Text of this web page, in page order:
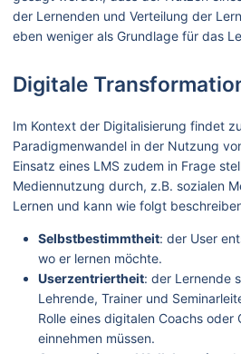
der Lernenden und Verteilung der
eben weniger als Grundlage für das
Digitale
Im Kontext der Digitalisierung findet
Paradigmenwandel in der Nutzung
Einsatz eines LMS zudem in Frage
Mediennutzung durch, z.B. sozialen
Lernen und kann wie folgt
Selbstbestimmtheit: der User
wo er lernen möchte.
Userzentriertheit: der Lernende
Lehrende, Trainer und
Rolle eines digitalen Coachs oder
einnehmen müssen.